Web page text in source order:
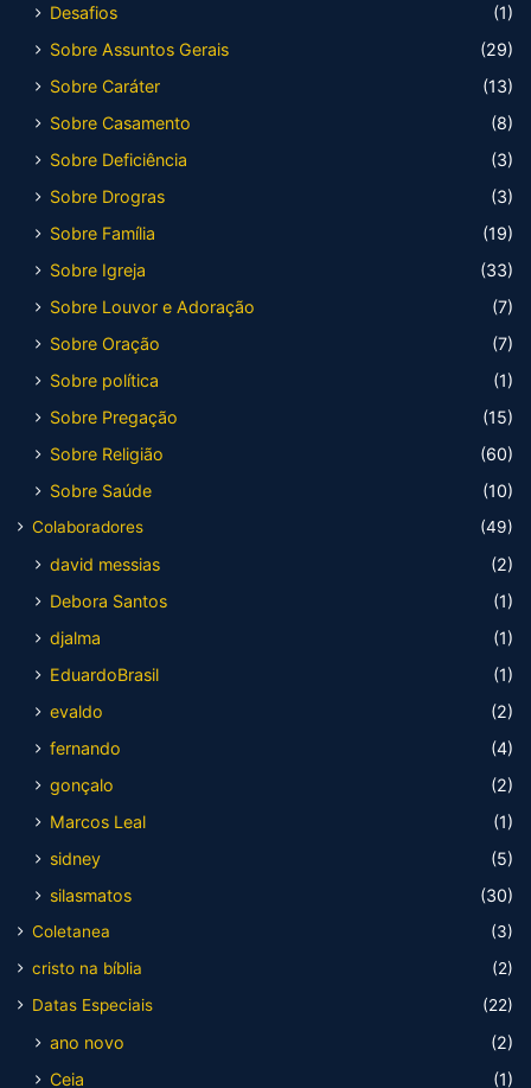
Desafios
(1)
Sobre Assuntos Gerais
(29)
Sobre Caráter
(13)
Sobre Casamento
(8)
Sobre Deficiência
(3)
Sobre Drogras
(3)
Sobre Família
(19)
Sobre Igreja
(33)
Sobre Louvor e Adoração
(7)
Sobre Oração
(7)
Sobre política
(1)
Sobre Pregação
(15)
Sobre Religião
(60)
Sobre Saúde
(10)
Colaboradores (49)
david messias
(2)
Debora Santos
(1)
djalma
(1)
EduardoBrasil
(1)
evaldo
(2)
fernando
(4)
gonçalo
(2)
Marcos Leal
(1)
sidney
(5)
silasmatos
(30)
Coletanea
(3)
cristo na bíblia
(2)
Datas Especiais
(22)
ano novo
(2)
Ceia
(1)